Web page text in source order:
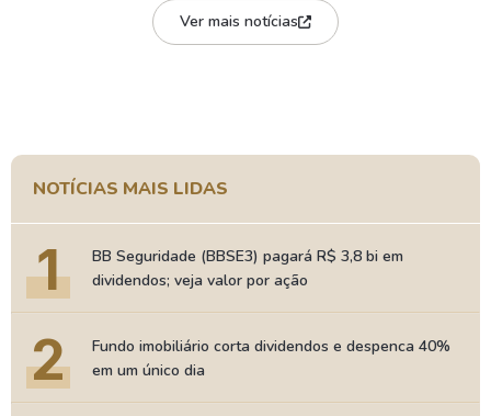
Ver mais notícias
NOTÍCIAS MAIS LIDAS
1
BB Seguridade (BBSE3) pagará R$ 3,8 bi em
dividendos; veja valor por ação
2
Fundo imobiliário corta dividendos e despenca 40%
em um único dia